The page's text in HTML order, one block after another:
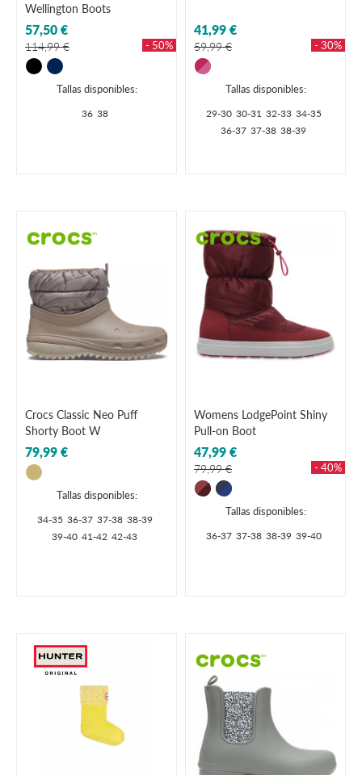
Wellington Boots
57,50 €
114,99 € - 50%
Tallas disponibles:
36 38
41,99 €
59,99 € - 30%
Tallas disponibles:
29-30 30-31 32-33 34-35
36-37 37-38 38-39
Crocs Classic Neo Puff
Shorty Boot W
79,99 €
Tallas disponibles:
34-35 36-37 37-38 38-39
39-40 41-42 42-43
Womens LodgePoint Shiny
Pull-on Boot
47,99 €
79,99 € - 40%
Tallas disponibles:
36-37 37-38 38-39 39-40